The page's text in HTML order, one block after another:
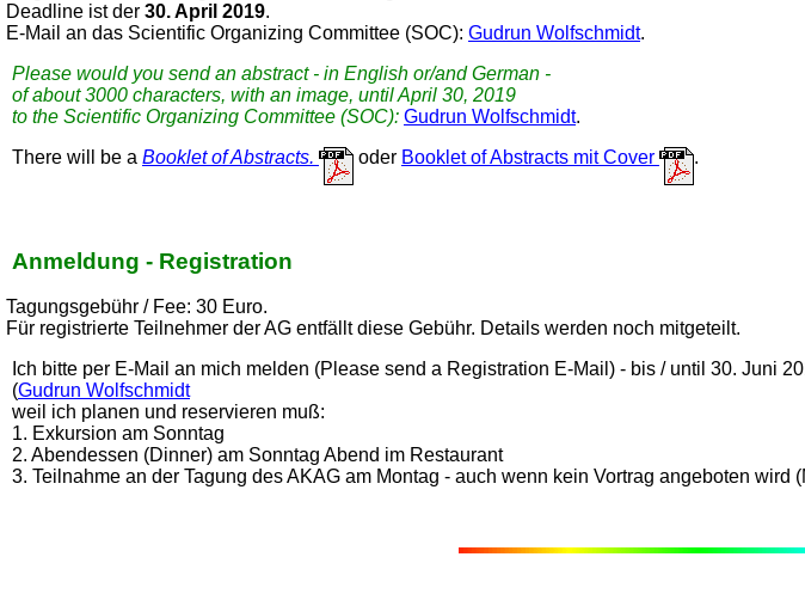
Deadline ist der 30. April 2019.
E-Mail an das Scientific Organizing Committee (SOC): Gudrun Wolfschmidt.
Please would you send an abstract - in English or/and German -
of about 3000 characters, with an image, until April 30, 2019
to the Scientific Organizing Committee (SOC): Gudrun Wolfschmidt.
There will be a Booklet of Abstracts. oder Booklet of Abstracts mit Cover .
Anmeldung - Registration
Tagungsgebühr / Fee: 30 Euro.
Für registrierte Teilnehmer der AG entfällt diese Gebühr. Details werden noch mitgeteilt.
Ich bitte per E-Mail an mich melden (Please send a Registration E-Mail) - bis / until 30. Juni
(Gudrun Wolfschmidt
weil ich planen und reservieren muß:
1. Exkursion am Sonntag
2. Abendessen (Dinner) am Sonntag Abend im Restaurant
3. Teilnahme an der Tagung des AKAG am Montag - auch wenn kein Vortrag angeboten wird